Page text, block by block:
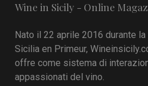
Wine in Sicily - Online
Nato il 22 aprile 2016 durante
Sicilia en Primeur,
offre come sistema di
appassionati del vino.